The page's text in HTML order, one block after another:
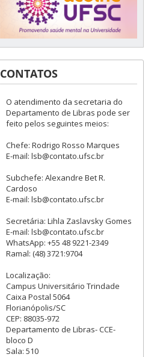
CONTATOS
O atendimento da secretaria do
Departamento de Libras pode ser
feito pelos seguintes meios:
Chefe: Rodrigo Rosso Marques
E-mail: lsb@contato.ufsc.br
Subchefe: Alexandre Bet R.
Cardoso
E-mail: lsb@contato.ufsc.br
Secretária: Lihla Zaslavsky Gomes
E-mail: lsb@contato.ufsc.br
WhatsApp: +55 48 9221-2349
Ramal: (48) 3721:9704
Localização:
Campus Universitário Trindade
Caixa Postal 5064
Florianópolis/SC
CEP: 88035-972
Departamento de Libras- CCE-
bloco D
Sala: 510